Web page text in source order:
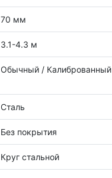
70 мм
3.1-4.3 м
Обычный / Калиброванный
Сталь
Без покрытия
Круг стальной